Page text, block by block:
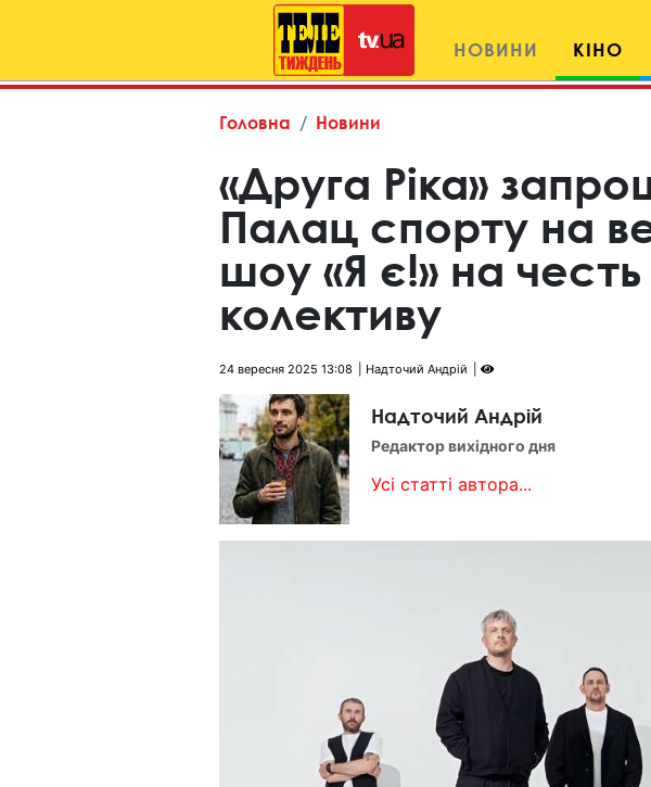
НОВИНИ КІНО
Головна Новини
«Друга Ріка»
Палац спорту на
шоу «Я є!» на честь
колективу
24 вересня 2025 13:08 Надточий Андрій
Надточий Андрій
Редактор вихідного дня
Усі статті автора...